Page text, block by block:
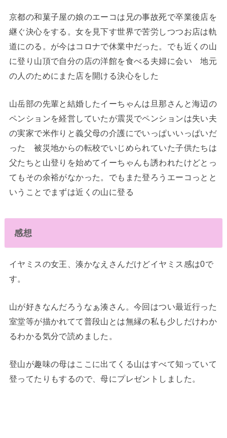
京都の和菓子屋の娘のエーコは兄の事故死で卒業後店を
継ぐ決心をする。女を見下す世界で苦労しつつお店は軌
道にのる。が今はコロナで休業中だった。でも近くの山
に登り山頂で自分の店の洋館を食べる夫婦に会い 地元
の人のためにまた店を開ける決心をした
山岳部の先輩と結婚したイーちゃんは旦那さんと海辺の
ペンションを経営していたが震災でペンションは失い夫
の実家で米作りと義父母の介護にでいっぱいいっぱいだ
った 被災地からの転校でいじめられていた子供たちは
父たちと山登りを始めてイーちゃんも誘われたけどとっ
てもその余裕がなかった。でもまた登ろうエーコっとと
いうことでまずは近くの山に登る
感想
イヤミスの女王、湊かなえさんだけどイヤミス感は0で
す。
山が好きなんだろうなぁ湊さん。今回はつい最近行った
室堂等が描かれてて普段山とは無縁の私も少しだけわか
るわかる気分で読めました。
登山が趣味の母はここに出てくる山はすべて知っていて
登ってたりもするので、母にプレゼントしました。